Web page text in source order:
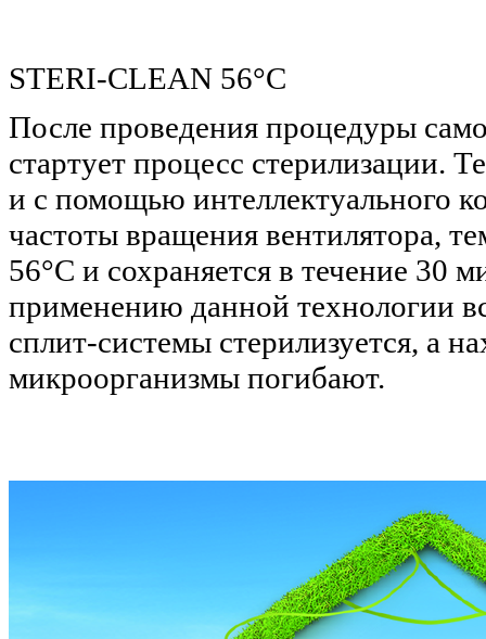
STERI-CLEAN 56°C
После проведения процедуры
стартует процесс стерилизации.
и с помощью интеллектуального
частоты вращения вентилятора,
56°С и сохраняется в течение 30
применению данной технологии
сплит-системы стерилизуется, а
микроорганизмы погибают.